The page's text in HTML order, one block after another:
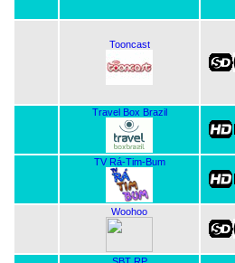
Tooncast
Travel Box Brazil
TV Rá-Tim-Bum
Woohoo
SBT RP